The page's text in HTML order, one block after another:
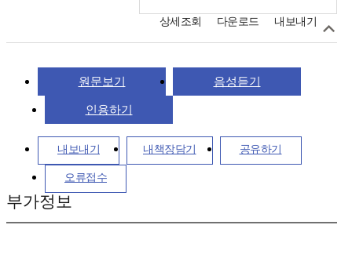
상세조회 다운로드 내보내기
원문보기 음성듣기
인용하기
내보내기 내책장담기 공유하기
오류접수
부가정보